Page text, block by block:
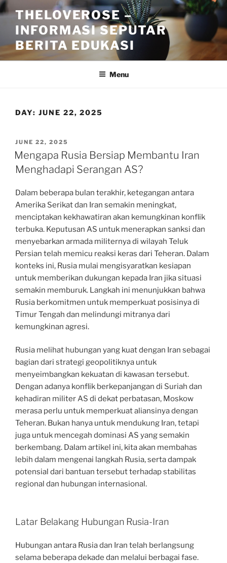
Skip
to
content
THELOVEROSE –
INFORMASI SEPUTAR
BERITA EDUKASI
Menu
DAY: JUNE 22, 2025
POSTED
ON
JUNE 22, 2025
Mengapa Rusia Bersiap Membantu Iran
Menghadapi Serangan AS?
Dalam beberapa bulan terakhir, ketegangan antara
Amerika Serikat dan Iran semakin meningkat,
menciptakan kekhawatiran akan kemungkinan konflik
terbuka. Keputusan AS untuk menerapkan sanksi dan
menyebarkan armada militernya di wilayah Teluk
Persian telah memicu reaksi keras dari Teheran. Dalam
konteks ini, Rusia mulai mengisyaratkan kesiapan
untuk memberikan dukungan kepada Iran jika situasi
semakin memburuk. Langkah ini menunjukkan bahwa
Rusia berkomitmen untuk memperkuat posisinya di
Timur Tengah dan melindungi mitranya dari
kemungkinan agresi.
Rusia melihat hubungan yang kuat dengan Iran sebagai
bagian dari strategi geopolitiknya untuk
menyeimbangkan kekuatan di kawasan tersebut.
Dengan adanya konflik berkepanjangan di Suriah dan
kehadiran militer AS di dekat perbatasan, Moskow
merasa perlu untuk memperkuat aliansinya dengan
Teheran. Bukan hanya untuk mendukung Iran, tetapi
juga untuk mencegah dominasi AS yang semakin
berkembang. Dalam artikel ini, kita akan membahas
lebih dalam mengenai langkah Rusia, serta dampak
potensial dari bantuan tersebut terhadap stabilitas
regional dan hubungan internasional.
Latar Belakang Hubungan Rusia-Iran
Hubungan antara Rusia dan Iran telah berlangsung
selama beberapa dekade dan melalui berbagai fase.